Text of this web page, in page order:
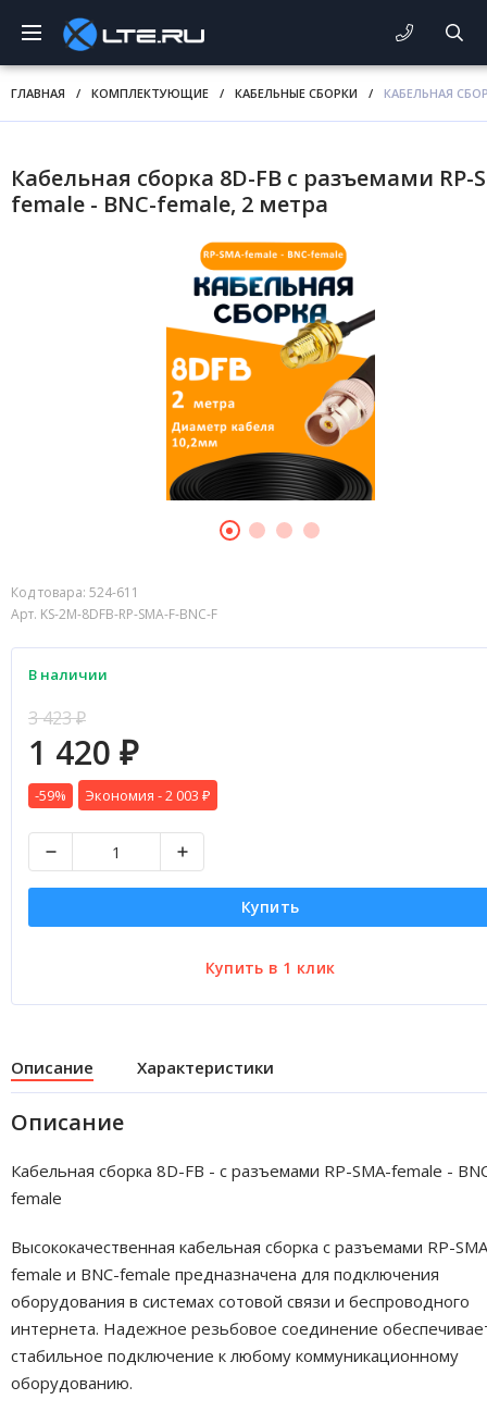
ГЛАВНАЯ / КОМПЛЕКТУЮЩИЕ / КАБЕЛЬНЫЕ СБОРКИ / КАБЕЛЬНАЯ
Кабельная сборка 8D-FB с разъемами RP-
female - BNC-female, 2 метра
Код товара: 524-611
Арт. KS-2M-8DFB-RP-SMA-F-BNC-F
В наличии
3 423₽
1 420 ₽
-59% Экономия -2 003 ₽
Купить
Описание Характеристики
Описание
Кабельная сборка 8D-FB - с разъемами RP-SMA-female -
female
Высококачественная кабельная сборка с разъемами RP-
female и BNC-female предназначена для подключения
оборудования в системах сотовой связи и беспроводного
интернета. Надежное резьбовое соединение
стабильное подключение к любому коммуникационному
оборудованию.